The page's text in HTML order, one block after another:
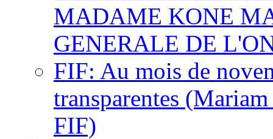
MADAME KONE
GENERALE DE
FIF: Au mois de
transparentes
FIF)